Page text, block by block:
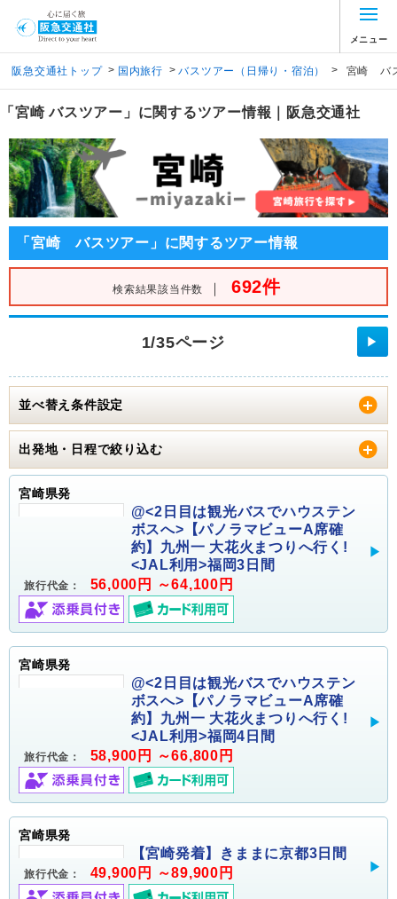
メニュー
阪急交通社トップ > 国内旅行 > バスツアー（日帰り・宿泊） > 宮崎 バ
「宮崎 バスツアー」に関するツアー情報｜阪急交通社
「宮崎 バスツアー」に関するツアー情報
検索結果該当件数 ｜ 692件
1/35ページ ▶
並べ替え条件設定
出発地・日程で絞り込む
宮崎県発
@<2日目は観光バスでハウステン
ボスへ>【パノラマビューA席確
約】九州一 大花火まつりへ行く!
<JAL利用>福岡3日間
旅行代金： 56,000円 ～64,100円
宮崎県発
@<2日目は観光バスでハウステン
ボスへ>【パノラマビューA席確
約】九州一 大花火まつりへ行く!
<JAL利用>福岡4日間
旅行代金： 58,900円 ～66,800円
宮崎県発
【宮崎発着】きままに京都3日間
旅行代金： 49,900円 ～89,900円